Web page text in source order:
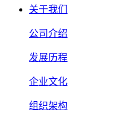
关于我们
公司介绍
发展历程
企业文化
组织架构